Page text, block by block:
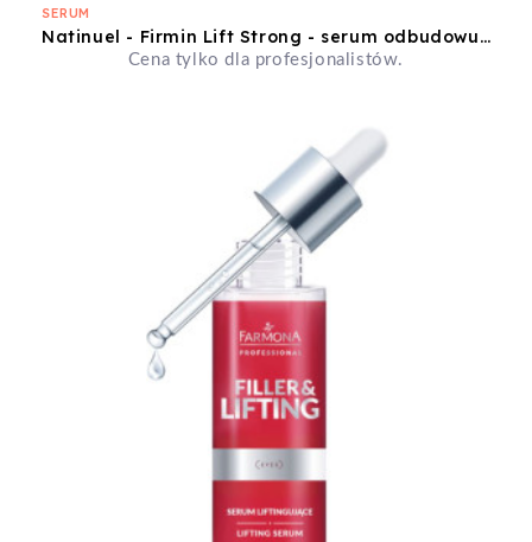
SERUM
Natinuel - Firmin Lift Strong - serum odbudowujące DEJ naprawa komórek - 30ml
Cena tylko dla profesjonalistów.